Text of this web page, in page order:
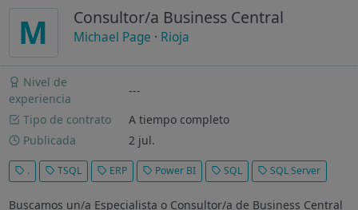
M Consultor/a Business Central
Michael Page · Rioja
Nivel de
experiencia
---
Tipo de contrato
A tiempo completo
Publicada
2 jul.
. TSQL ERP Power BI SQL SQL Server
Buscamos un/a Especialista o Consultor/a de Business Central